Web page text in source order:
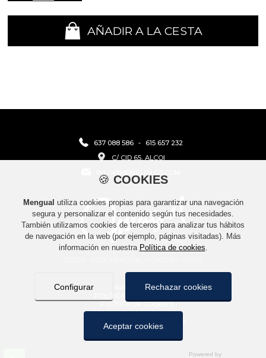
AÑADIR A LA CESTA
637 088 586 -
615 657 232
C/ CID 65, ALCOI
AVISO LEGAL
POLÍTICA DE COOKIES
CONDICIONES DE COMPRA
CONTACTO
MAPA WEB
🍪 COOKIES
Mengual utiliza cookies propias para garantizar una navegación
segura y personalizar el contenido según tus necesidades.
También utilizamos cookies de terceros para analizar tus hábitos
de navegación en la web (por ejemplo, páginas visitadas). Más
información en nuestra Política de cookies.
Configurar Rechazar cookies
Aceptar cookies